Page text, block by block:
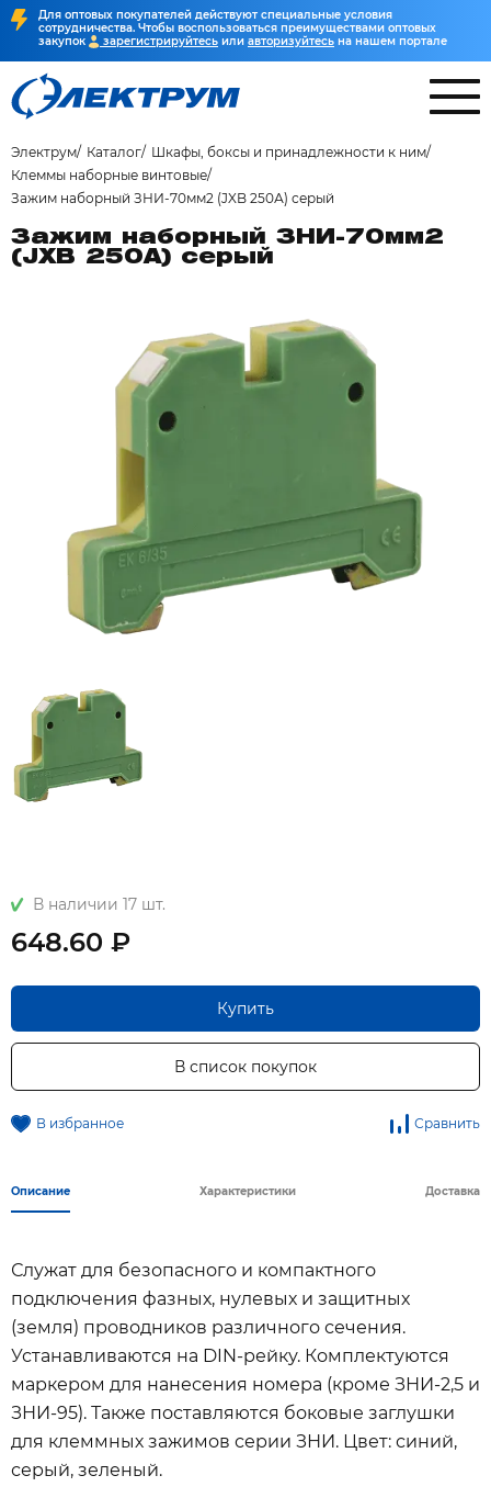
Для оптовых покупателей действуют специальные условия
сотрудничества. Чтобы воспользоваться преимуществами оптовых
закупок
зарегистрируйтесь или авторизуйтесь на нашем портале
Электрум Каталог
Шкафы, боксы и принадлежности к ним
Клеммы наборные винтовые
Зажим наборный ЗНИ-70мм2 (JXB 250А) серый
Зажим наборный ЗНИ-70мм2
(JXB 250А) серый
В наличии 17 шт.
648.60 ₽
Купить
В список покупок
В избранное Сравнить
Описание Характеристики Доставка
Служат для безопасного и компактного
подключения фазных, нулевых и защитных
(земля) проводников различного сечения.
Устанавливаются на DIN-рейку. Комплектуются
маркером для нанесения номера (кроме ЗНИ-2,5 и
ЗНИ-95). Также поставляются боковые заглушки
для клеммных зажимов серии ЗНИ. Цвет: синий,
серый, зеленый.